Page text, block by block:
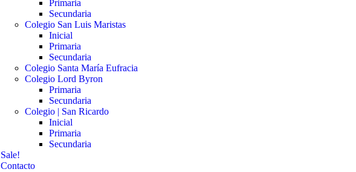
Primaria
Secundaria
Colegio San Luis Maristas
Inicial
Primaria
Secundaria
Colegio Santa María Eufracia
Colegio Lord Byron
Primaria
Secundaria
Colegio | San Ricardo
Inicial
Primaria
Secundaria
Sale!
Contacto